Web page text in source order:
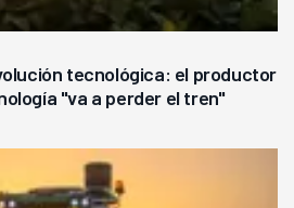
tecnológica: el productor
"va a perder el tren"